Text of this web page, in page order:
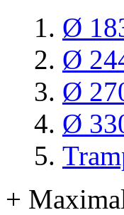
Ø
Ø
Ø
Ø
+